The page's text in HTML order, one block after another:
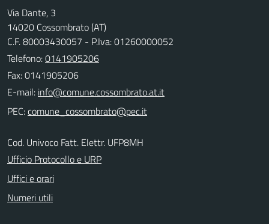
Via Dante, 3
14020 Cossombrato (AT)
C.F. 80003430057 - P.Iva: 01260000052
Telefono:0141905206
Fax: 0141905206
E-mail:
PEC:
Cod. Univoco Fatt. Elettr. UFP8MH
Ufficio Protocollo e URP
Uffici e orari
Numeri utili